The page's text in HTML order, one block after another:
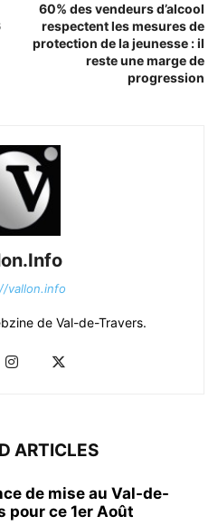
60% des vendeurs d’alcool
respectent les mesures de
protection de la jeunesse : il
reste une marge de
progression
vallon.info
de Val-de-Travers.
ARTICLES
de mise au Val-de-
pour ce 1er Août